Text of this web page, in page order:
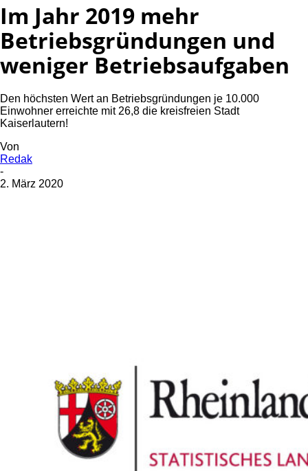
Im Jahr 2019 mehr
Betriebsgründungen und
weniger Betriebsaufgaben
Den höchsten Wert an Betriebsgründungen je 10.000
Einwohner erreichte mit 26,8 die kreisfreien Stadt
Kaiserlautern!
Von
Redak
-
2. März 2020